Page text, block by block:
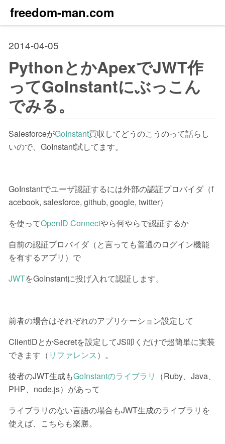
freedom-man.com
2014-04-05
PythonとかApexでJWT作
ってGoInstantにぶっこん
でみる。
SalesforceがGoInstant買収してどうのこうのって話らし
いので、GoInstant試してます。
GoInstantでユーザ認証するには外部の認証プロバイダ（f
acebook, salesforce, github, google, twitter）
を使ってOpenID Connectやら何やらで認証するか
自前の認証プロバイダ（と言っても普通のログイン機能
を有するアプリ）で
JWTをGoInstantに投げ入れて認証します。
前者の場合はそれぞれのアプリケーション設定して
ClientIDとかSecretを設定してJS叩くだけで超簡単に実装
できます（ リファレンス）。
後者のJWT生成もGoInstantのライブラリ
（Ruby、Java、
PHP、node.js）があって
ライブラリのない言語の場合もJWT生成のライブラリを
使えば、こちらも楽勝。